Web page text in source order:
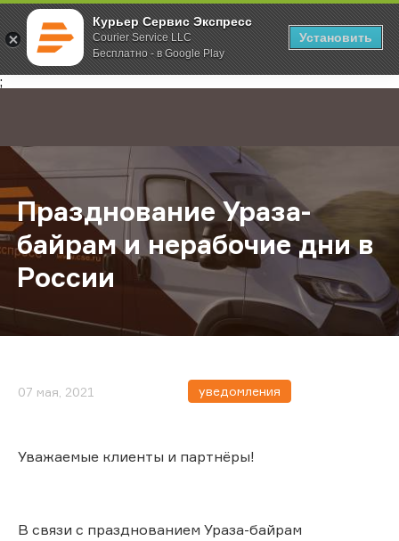
Курьер Сервис Экспресс
Courier Service LLC
Бесплатно - в Google Play
Установить
;
Главная О компании Новости Празднование Ураза-байрам и
Празднование Ураза-
байрам и нерабочие дни в
России
07 мая, 2021 уведомления
Уважаемые клиенты и партнёры!
В связи с празднованием Ураза-байрам